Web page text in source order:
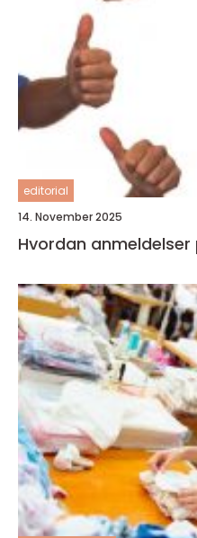
editorial
14. November 2025
Hvordan